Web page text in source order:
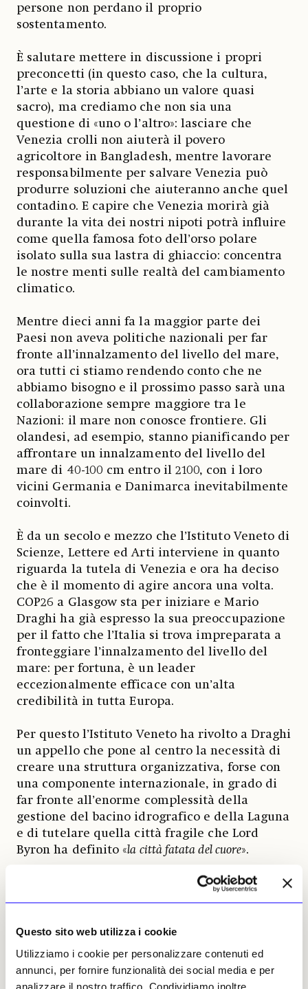
Questo sito web utilizza i cookie
Utilizziamo i cookie per personalizzare contenuti ed
annunci, per fornire funzionalità dei social media e per
analizzare il nostro traffico. Condividiamo inoltre
persone non perdano il proprio
sostentamento.
È salutare mettere in discussione i propri
preconcetti (in questo caso, che la cultura,
l’arte e la storia abbiano un valore quasi
sacro), ma crediamo che non sia una
questione di «uno o l’altro»: lasciare che
Venezia crolli non aiuterà il povero
agricoltore in Bangladesh, mentre lavorare
responsabilmente per salvare Venezia può
produrre soluzioni che aiuteranno anche quel
contadino. E capire che Venezia morirà già
durante la vita dei nostri nipoti potrà influire
come quella famosa foto dell’orso polare
isolato sulla sua lastra di ghiaccio: concentra
le nostre menti sulle realtà del cambiamento
climatico.
Mentre dieci anni fa la maggior parte dei
Paesi non aveva politiche nazionali per far
fronte all’innalzamento del livello del mare,
ora tutti ci stiamo rendendo conto che ne
abbiamo bisogno e il prossimo passo sarà una
collaborazione sempre maggiore tra le
Nazioni: il mare non conosce frontiere. Gli
olandesi, ad esempio, stanno pianificando per
affrontare un innalzamento del livello del
mare di 40-100 cm entro il 2100, con i loro
vicini Germania e Danimarca inevitabilmente
coinvolti.
È da un secolo e mezzo che l’Istituto Veneto di
Scienze, Lettere ed Arti interviene in quanto
riguarda la tutela di Venezia e ora ha deciso
che è il momento di agire ancora una volta.
COP26 a Glasgow sta per iniziare e Mario
Draghi ha già espresso la sua preoccupazione
per il fatto che l’Italia si trova impreparata a
fronteggiare l’innalzamento del livello del
mare: per fortuna, è un leader
eccezionalmente efficace con un’alta
credibilità in tutta Europa.
Per questo l’Istituto Veneto ha rivolto a Draghi
un appello che pone al centro la necessità di
creare una struttura organizzativa, forse con
una componente internazionale, in grado di
far fronte all’enorme complessità della
gestione del bacino idrografico e della Laguna
e di tutelare quella città fragile che Lord
Byron ha definito «la città fatata del cuore».
«Il Giornale dell’Arte» si associa al 100% a
questo appello e pubblica quindi gran parte
25 ottobre. Promette di seguire con attenzione
la reazione del Governo e di tenere voi, i suoi
lettori, aggiornati su tutti gli sviluppi.